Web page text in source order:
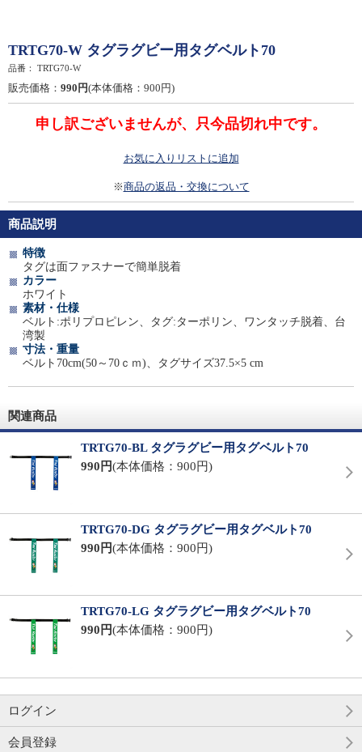
TRTG70-W タグラグビー用タグベルト70
品番： TRTG70-W
販売価格： 990円(本体価格：900円)
申し訳ございませんが、只今品切れ中です。
お気に入りリストに追加
※商品の返品・交換について
商品説明
特徴
タグは面ファスナーで簡単脱着
カラー
ホワイト
素材・仕様
ベルト:ポリプロピレン、タグ:ターポリン、ワンタッチ脱着、台
湾製
寸法・重量
ベルト70cm(50～70ｃｍ)、タグサイズ37.5×5 cm
関連商品
TRTG70-BL タグラグビー用タグベルト70
990円(本体価格：900円)
TRTG70-DG タグラグビー用タグベルト70
990円(本体価格：900円)
TRTG70-LG タグラグビー用タグベルト70
990円(本体価格：900円)
ログイン
会員登録